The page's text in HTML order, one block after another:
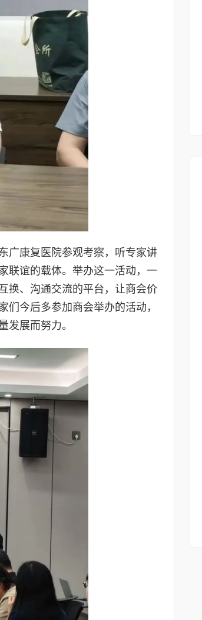
广康复医院参观考察，听专家讲
联谊的载体。举办这一活动，一
换、沟通交流的平台，让商会价
今后多参加商会举办的活动，
发展而努力。